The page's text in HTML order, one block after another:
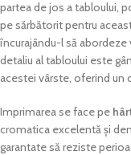
partea de jos a tabloului,
pe sărbătorit pentru
încurajându-l să
detaliu al tabloului este
acestei vârste, oferind un
Imprimarea se face pe
cromatica excelentă și
garantate să reziste